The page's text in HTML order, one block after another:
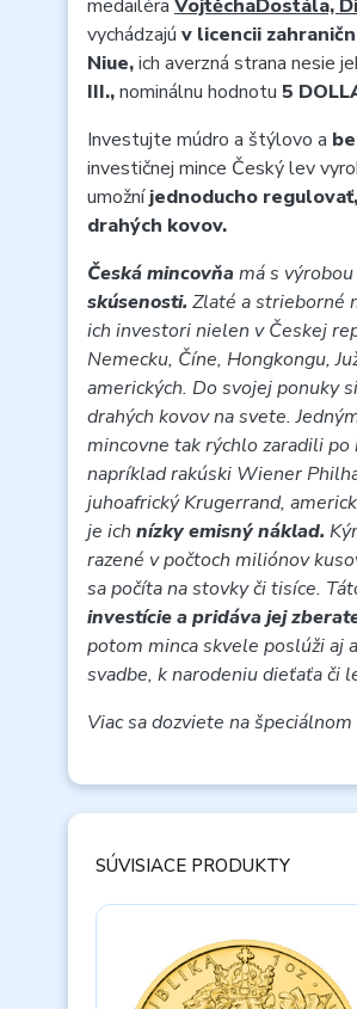
medailéra VojtěchaDostála,
vychádzajú v licencii
Niue,ich averzná strana nesie
III.,nominálnu hodnotu 5
Investujte múdro a štýlovo a
investičnej mince Český lev
umožníjednoducho
drahých kovov.
Česká mincovňa má s
skúsenosti. Zlaté a strieborné
ich investori nielen v Českej
Nemecku, Číne, Hongkongu,
amerických. Do svojej ponuky
drahých kovov na svete.
mincovne tak rýchlo zaradili
napríklad rakúski Wiener
juhoafrický Krugerrand,
je ich nízky emisný náklad.
razené v počtoch miliónov
sa počíta na stovky či tisíce.
investície a pridáva jej
potom minca skvele poslúži aj
svadbe, k narodeniu dieťaťa či
Viac sa dozviete na
SÚVISIACE PRODUKTY